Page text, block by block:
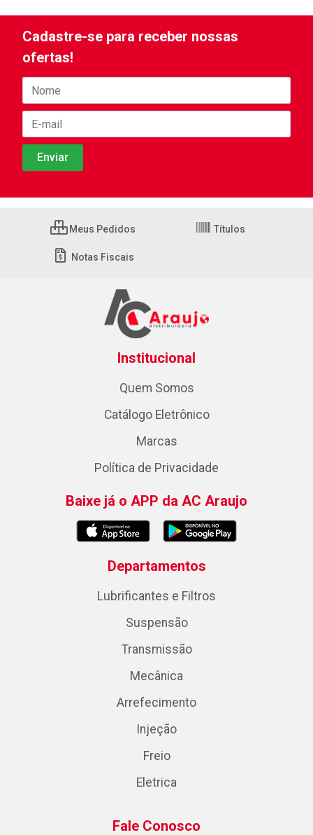
Cadastre-se para receber nossas
ofertas!
Meus Pedidos Títulos
Notas Fiscais
Institucional
Quem Somos
Catálogo Eletrônico
Marcas
Política de Privacidade
Baixe já o APP da AC Araujo
Departamentos
Lubrificantes e Filtros
Suspensão
Transmissão
Mecânica
Arrefecimento
Injeção
Freio
Eletrica
Fale Conosco